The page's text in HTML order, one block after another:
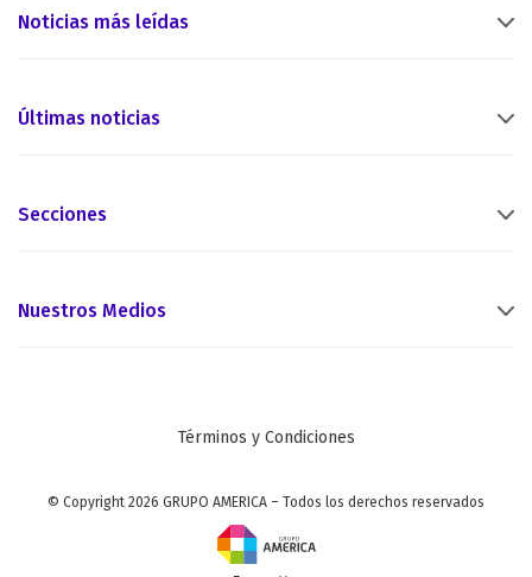
Noticias más leídas
Últimas noticias
Secciones
Nuestros Medios
Términos y Condiciones
© Copyright 2026 GRUPO AMERICA – Todos los derechos reservados